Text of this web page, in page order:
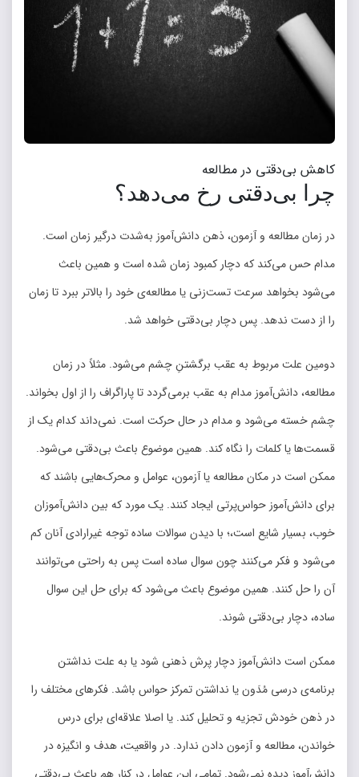
کاهش بی‌دقتی در مطالعه
چرا بی‌دقتی رخ می‌دهد؟
در زمان مطالعه و آزمون، ذهن دانش‌آموز به‌شدت درگیر زمان است.
مدام حس می‌کند که دچار کمبود زمان شده است و همین باعث
می‌شود بخواهد سرعت تست‌زنی یا مطالعه‌ی خود را بالاتر ببرد تا زمان
را از دست ندهد. پس دچار بی‌دقتی خواهد شد.
دومین علت مربوط به عقب برگشتنِ چشم می‌شود. مثلاً در زمان
مطالعه، دانش‌آموز مدام به عقب برمی‌گردد تا پاراگراف را از اول بخواند.
چشم خسته می‌شود و مدام در حال حرکت است. نمی‌داند کدام یک از
قسمت‌ها یا کلمات را نگاه کند. همین موضوع باعث بی‌دقتی می‌شود.
ممکن است در مکان مطالعه یا آزمون، عوامل و محرک‌هایی باشند که
برای دانش‌آموز حواس‌پرتی ایجاد کنند. یک مورد که بین دانش‌آموزان
خوب، بسیار شایع است،؛ با دیدن سوالات ساده توجه غیرارادی آنان کم
می‌شود و فکر می‌کنند چون سوال ساده است پس به راحتی می‌توانند
آن را حل کنند. همین موضوع باعث می‌شود که برای حل این سوال
ساده، دچار بی‌دقتی شوند.
ممکن است دانش‌آموز دچار پرش ذهنی شود یا به علت نداشتن
برنامه‌ی درسی مُدَون یا نداشتن تمرکز حواس باشد. فکرهای مختلف را
در ذهن خودش تجزیه و تحلیل کند. یا اصلا علاقه‌ای برای درس
خواندن، مطالعه و آزمون دادن ندارد. در واقعیت، هدف و انگیزه در